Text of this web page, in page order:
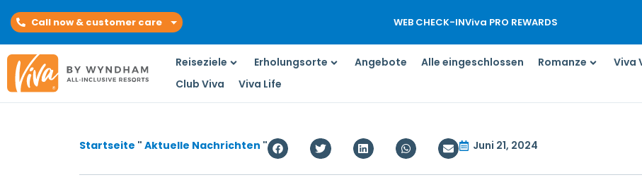
Call now & customer care WEB CHECK-INViva PRO REWARDS
Reiseziele Erholungsorte Angebote Alle eingeschlossen Romanze
Viva
Club Viva
Viva Life
Startseite " Aktuelle Nachrichten " Juni 21, 2024